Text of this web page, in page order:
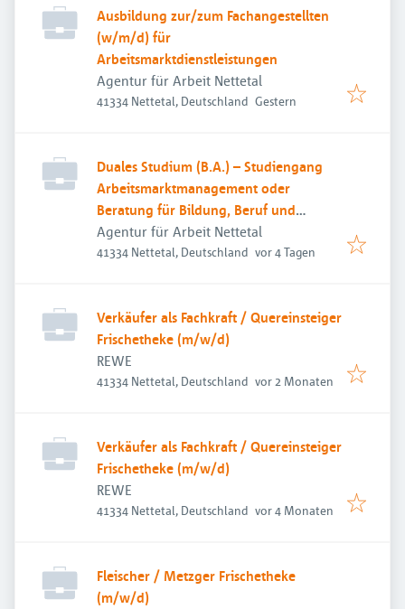
Ausbildung zur/zum Fachangestellten
(w/m/d) für
Arbeitsmarktdienstleistungen
Agentur für Arbeit Nettetal
41334 Nettetal, Deutschland Veröffentlicht
Gestern
Duales Studium (B.A.) – Studiengang
Arbeitsmarktmanagement oder
Beratung für Bildung, Beruf und
Beschäftigung
Agentur für Arbeit Nettetal
41334 Nettetal, Deutschland Veröffentlicht
vor 4 Tagen
Verkäufer als Fachkraft / Quereinsteiger
Frischetheke (m/w/d)
REWE
41334 Nettetal, Deutschland Veröffentlicht:
vor 2 Monaten
Verkäufer als Fachkraft / Quereinsteiger
Frischetheke (m/w/d)
REWE
41334 Nettetal, Deutschland Veröffentlicht:
vor 4 Monaten
Fleischer / Metzger Frischetheke
(m/w/d)